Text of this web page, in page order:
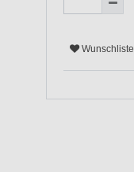
Wunschliste